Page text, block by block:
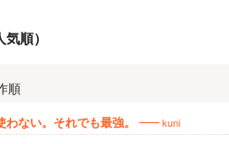
順）
順
ない。それでも最強。 kuni